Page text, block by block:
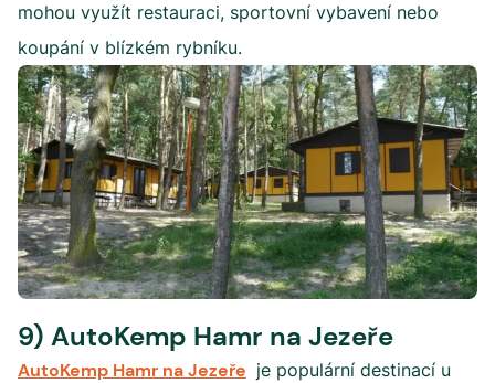
mohou využít restauraci, sportovní vybavení nebo
koupání v blízkém rybníku.
9) AutoKemp Hamr na Jezeře
AutoKemp Hamr na Jezeře je populární destinací u